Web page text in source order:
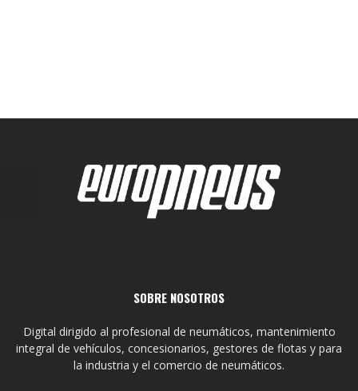
SOBRE NOSOTROS
Digital dirigido al profesional de neumáticos, mantenimiento
integral de vehículos, concesionarios, gestores de flotas y para
la industria y el comercio de neumáticos.